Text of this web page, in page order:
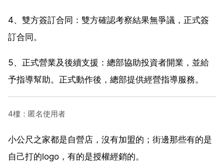
4、雙方簽訂合同：雙方確認考察結果無爭議，正式簽
訂合同。
5、正式營業及後續支援：總部協助投資者開業，並給
予指導幫助。正式動作後，總部提供經營指導服務。
4樓：匿名使用者
小公尺之家都是自營店，沒有加盟的；街邊那些有的是
自己打的logo，有的是授權經銷的。